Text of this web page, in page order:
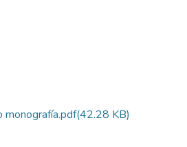
monografía.pdf(42.28 KB)